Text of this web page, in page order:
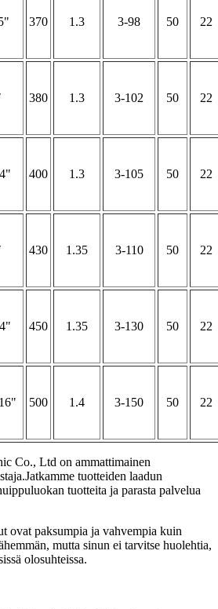
370 1.3 3-98 50 22
380 1.3 3-102 50 22
400 1.3 3-105 50 22
430 1.35 3-110 50 22
450 1.35 3-130 50 22
500 1.4 3-150 50 22
Co., Ltd on ammattimainen
tuotteiden laadun
tuotteita ja parasta palvelua
ovat paksumpia ja vahvempia kuin
mutta sinun ei tarvitse huolehtia,
olosuhteissa.